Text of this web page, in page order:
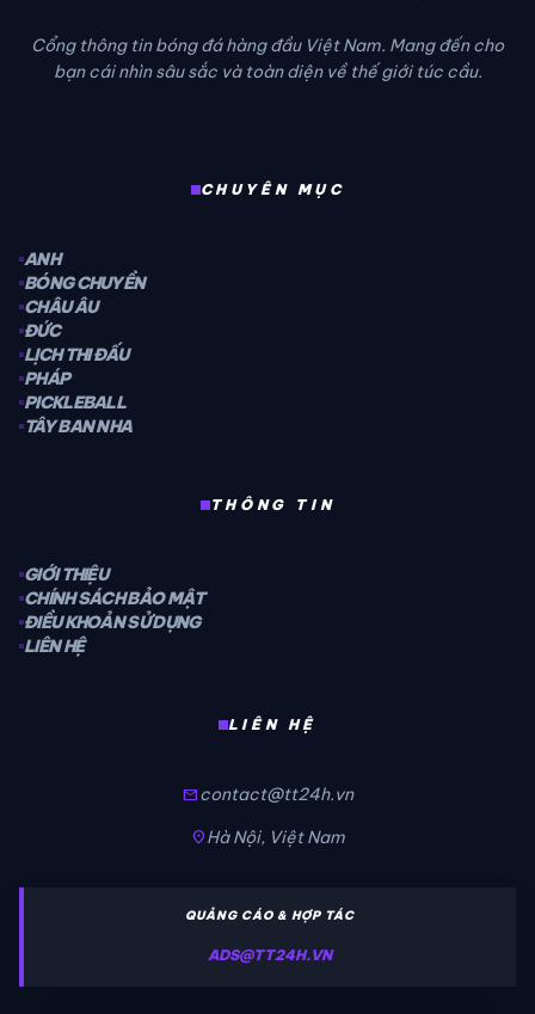
Cổng thông tin bóng đá hàng đầu Việt Nam. Mang đến cho
bạn cái nhìn sâu sắc và toàn diện về thế giới túc cầu.
CHUYÊN MỤC
ANH
BÓNG CHUYỀN
CHÂU ÂU
ĐỨC
LỊCH THI ĐẤU
PHÁP
PICKLEBALL
TÂY BAN NHA
THÔNG TIN
GIỚI THIỆU
CHÍNH SÁCH BẢO MẬT
ĐIỀU KHOẢN SỬ DỤNG
LIÊN HỆ
LIÊN HỆ
mailcontact@tt24h.vn
location_onHà Nội, Việt Nam
QUẢNG CÁO & HỢP TÁC
ADS@TT24H.VN